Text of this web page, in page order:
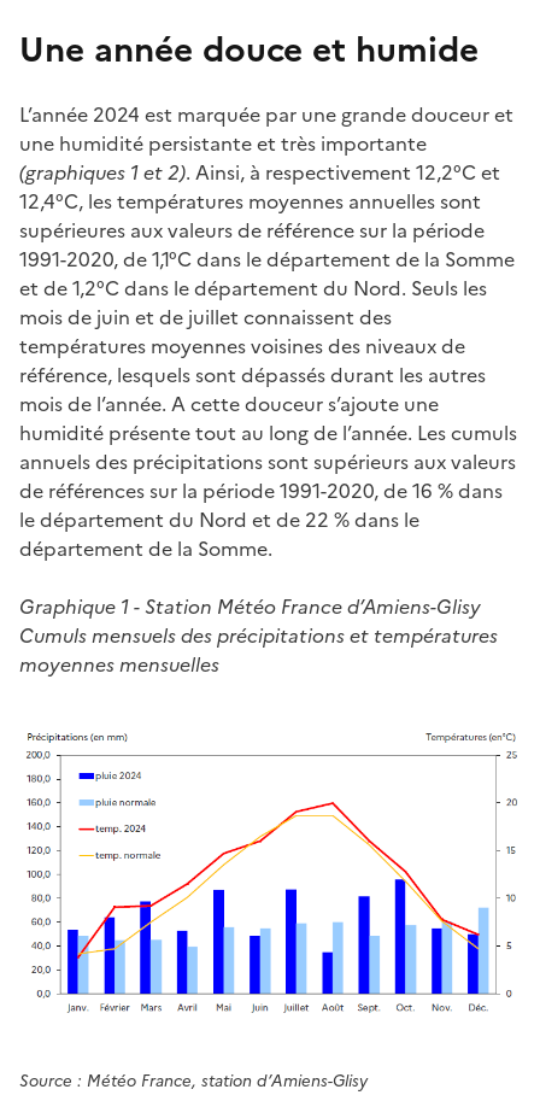
Une année douce et humide
L’année 2024 est marquée par une grande douceur et
une humidité persistante et très importante
(graphiques 1 et 2). Ainsi, à respectivement 12,2°C et
12,4°C, les températures moyennes annuelles sont
supérieures aux valeurs de référence sur la période
1991-2020, de 1,1°C dans le département de la Somme
et de 1,2°C dans le département du Nord. Seuls les
mois de juin et de juillet connaissent des
températures moyennes voisines des niveaux de
référence, lesquels sont dépassés durant les autres
mois de l’année. A cette douceur s’ajoute une
humidité présente tout au long de l’année. Les cumuls
annuels des précipitations sont supérieurs aux valeurs
de références sur la période 1991-2020, de 16 % dans
le département du Nord et de 22 % dans le
département de la Somme.
Graphique 1 - Station Météo France d’Amiens-Glisy
Cumuls mensuels des précipitations et températures
moyennes mensuelles
Source : Météo France, station d’Amiens-Glisy